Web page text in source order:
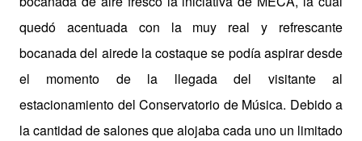
quedó acentuada con la muy real y refrescante
bocanada del airede la costaque se podía aspirar desde
el momento de la llegada del visitante al
estacionamiento del Conservatorio de Música. Debido a
la cantidad de salones que alojaba cada uno un limitado